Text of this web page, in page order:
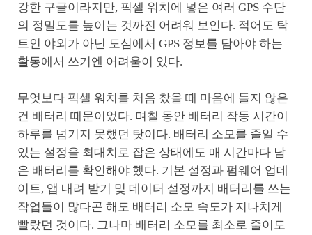
강한 구글이라지만, 픽셀 워치에 넣은 여러 GPS 수단
의 정밀도를 높이는 것까진 어려워 보인다. 적어도 탁
트인 야외가 아닌 도심에서 GPS 정보를 담아야 하는
활동에서 쓰기엔 어려움이 있다.
무엇보다 픽셀 워치를 처음 찼을 때 마음에 들지 않은
건 배터리 때문이었다. 며칠 동안 배터리 작동 시간이
하루를 넘기지 못했던 탓이다. 배터리 소모를 줄일 수
있는 설정을 최대치로 잡은 상태에도 매 시간마다 남
은 배터리를 확인해야 했다. 기본 설정과 펌웨어 업데
이트, 앱 내려 받기 및 데이터 설정까지 배터리를 쓰는
작업들이 많다곤 해도 배터리 소모 속도가 지나치게
빨랐던 것이다. 그나마 배터리 소모를 최소로 줄이도